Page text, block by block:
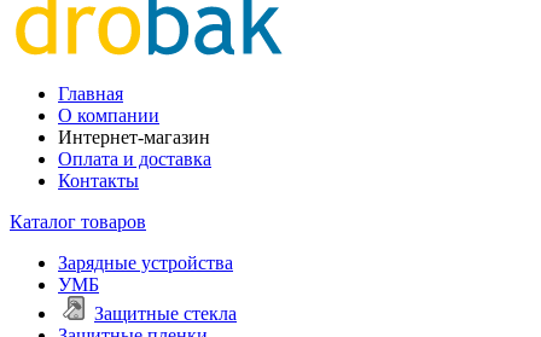
Главная
О компании
Интернет-магазин
Оплата и доставка
Контакты
Каталог товаров
Зарядные устройства
УМБ
Защитные стекла